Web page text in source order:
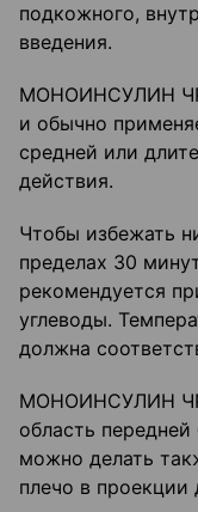
подкожного,
введения.
МОНОИНСУЛИН ЧР
и обычно
средней или
действия.
Чтобы избежать
пределах 30
рекомендуется
углеводы.
должна
МОНОИНСУЛИН ЧР
область
можно делать
плечо в